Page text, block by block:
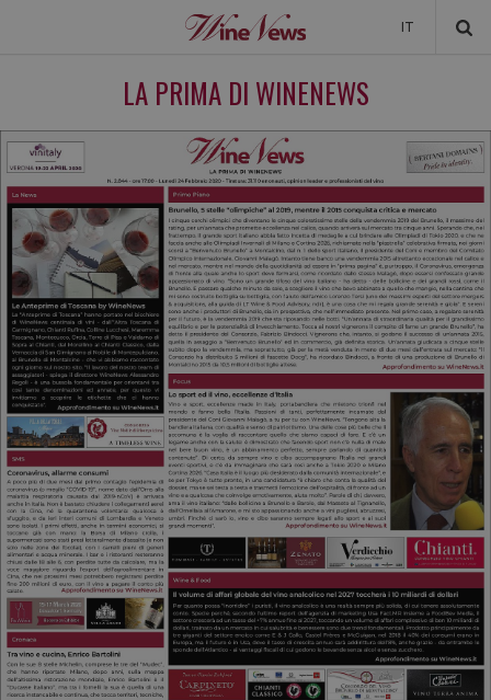
IT
LA PRIMA DI WINENEWS